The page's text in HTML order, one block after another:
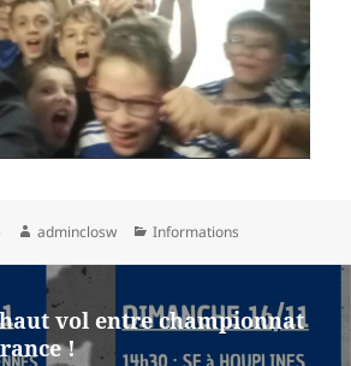
Auteur
adminclosw Catégories
Informations
vol entre championnat
!